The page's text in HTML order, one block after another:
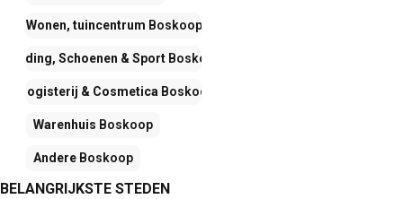
Wonen, tuincentrum Boskoop
Kleding, Schoenen & SportBoskoop
Drogisterij & Cosmetica Boskoop
Warenhuis Boskoop
Andere Boskoop
BELANGRIJKSTE STEDEN